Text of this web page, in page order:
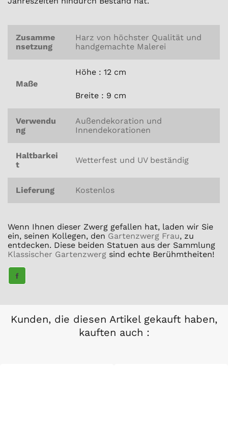
Zusamme
nsetzung
Harz von höchster Qualität und
handgemachte Malerei
Maße
Höhe : 12 cm
Breite : 9 cm
Verwendu
ng
Außendekoration und
Innendekorationen
Haltbarkei
t
Wetterfest und UV beständig
Lieferung Kostenlos
Wenn Ihnen dieser Zwerg gefallen hat, laden wir Sie
ein, seinen Kollegen, den Gartenzwerg Frau, zu
entdecken. Diese beiden Statuen aus der Sammlung
Klassischer Gartenzwerg sind echte Berühmtheiten!
TEILE
AUF
Kunden, die diesen Artikel gekauft haben,
kauften auch :